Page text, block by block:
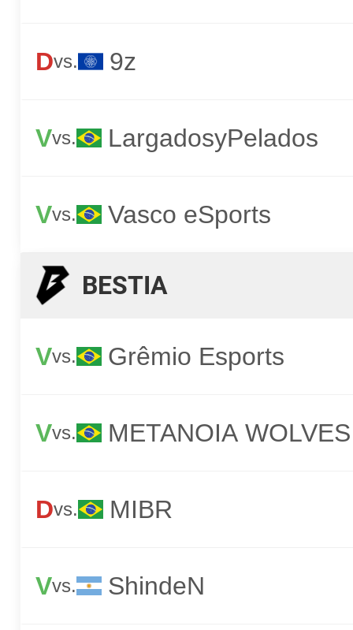
Dvs. 9z
Vvs. LargadosyPelados
Vvs. Vasco eSports
BESTIA
Vvs. Grêmio Esports
Vvs. METANOIA WOLVES
Dvs. MIBR
Vvs. ShindeN